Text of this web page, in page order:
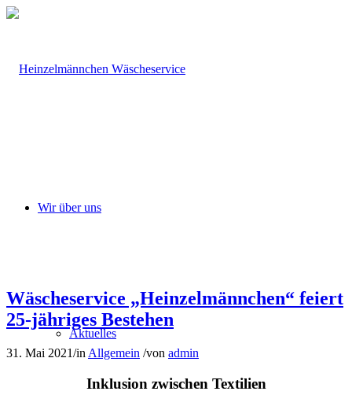
Wir über uns
Aktuelles
Wäscheservice „Heinzelmännchen“ feiert
25-jähriges Bestehen
31. Mai 2021/in Allgemein /von admin
Inklusion zwischen Textilien